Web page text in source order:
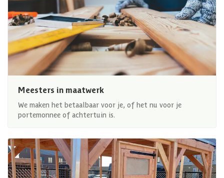
Meesters in maatwerk
We maken het betaalbaar voor je, of het nu voor je
portemonnee of achtertuin is.